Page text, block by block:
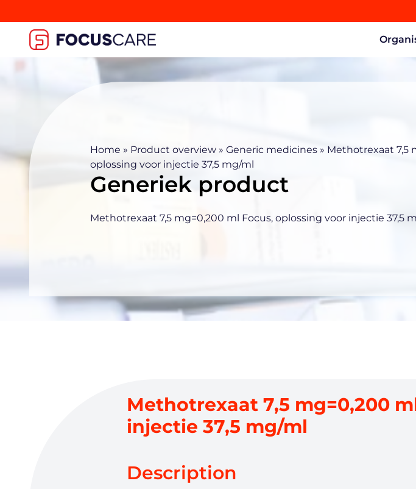
Home » Product overview » Generic medicines » Methotrexaat 7,5
oplossing voor injectie 37,5 mg/ml
Generiek product
Methotrexaat 7,5 mg=0,200 ml Focus, oplossing voor injectie 37,5
Methotrexaat 7,5 mg=0,200
injectie 37,5 mg/ml
Description